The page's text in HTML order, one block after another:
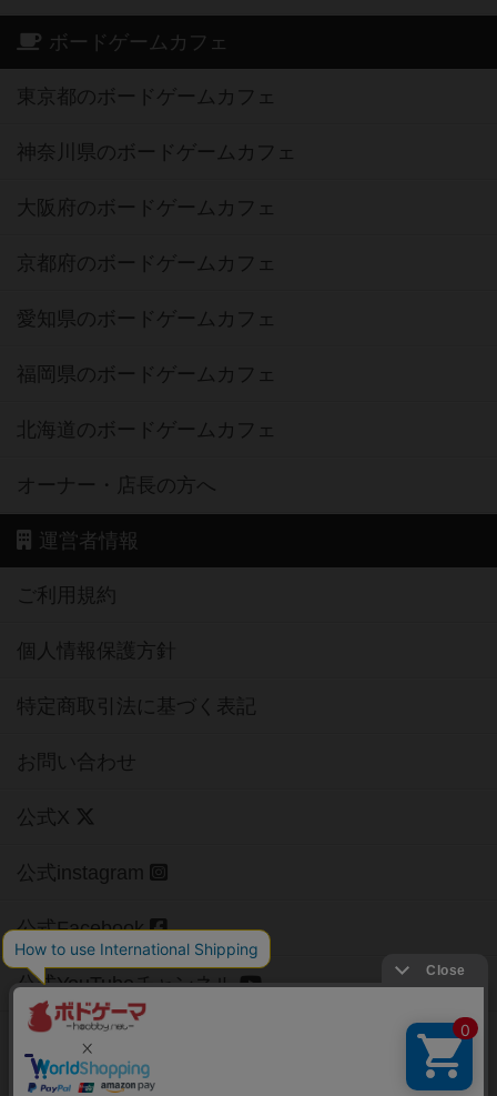
ボードゲームカフェ
東京都のボードゲームカフェ
神奈川県のボードゲームカフェ
大阪府のボードゲームカフェ
京都府のボードゲームカフェ
愛知県のボードゲームカフェ
福岡県のボードゲームカフェ
北海道のボードゲームカフェ
オーナー・店長の方へ
運営者情報
ご利用規約
個人情報保護方針
特定商取引法に基づく表記
お問い合わせ
公式X
公式instagram
公式Facebook
公式YouTubeチャンネル